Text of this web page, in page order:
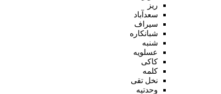
ریز
سعدآباد
سیراف
شبانکاره
شنبه
عسلویه
کاکی
کلمه
نخل تقی
وحدتیه